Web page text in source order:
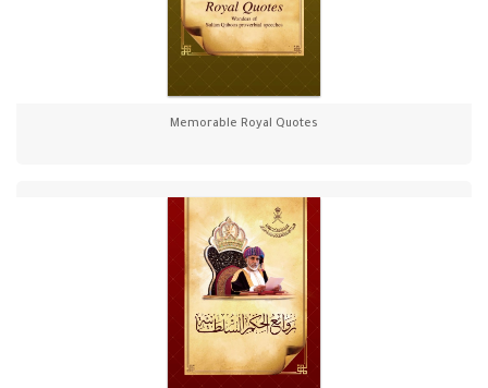
Memorable Royal Quotes